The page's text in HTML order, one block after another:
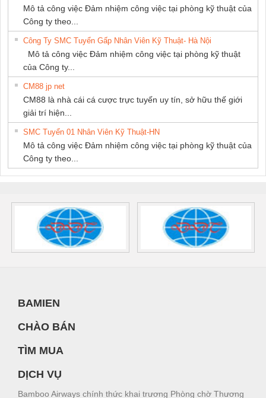
Mô tả công việc Đảm nhiệm công việc tại phòng kỹ thuật của
Công ty theo...
Công Ty SMC Tuyển Gấp Nhân Viên Kỹ Thuật- Hà Nội
Mô tả công việc Đảm nhiệm công việc tại phòng kỹ thuật
của Công ty...
CM88 jp net
CM88 là nhà cái cá cược trực tuyến uy tín, sở hữu thế giới
giải trí hiện...
SMC Tuyển 01 Nhân Viên Kỹ Thuật-HN
Mô tả công việc Đảm nhiệm công việc tại phòng kỹ thuật của
Công ty theo...
BAMIEN
CHÀO BÁN
TÌM MUA
DỊCH VỤ
Bamboo Airways chính thức khai trương Phòng chờ Thương